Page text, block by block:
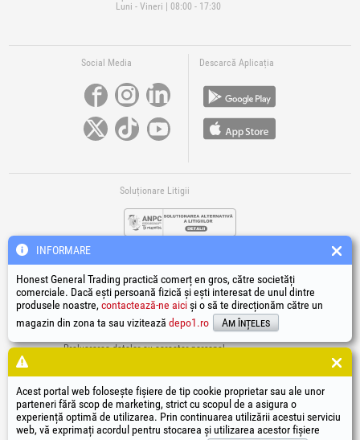
Luni - Vineri | 08:00 - 17:30
Social Media Descarcă Aplicația
Soluționare Litigii
Legături Utile
Prelucrarea datelor cu caracter personal
Datele de identificare ale societății
Autoritatea națională pentru protecția consumatorilor
Soluționarea online a litigiilor
HGT ®, EvoTools® , EvoSanitary®, EvoTools +Plus®, EvoSanitary +Plus®, EvoSelect®, EPTO®, EPTO Plus
INFORMARE
Honest General Trading practică comerț en gros, către societăți
comerciale. Dacă ești persoană fizică și ești interesat de unul dintre
produsele noastre, contactează-ne aiciși o să te direcționăm către un
magazin din zona ta sau vizitează depo1.ro Am înțeles
Acest portal web folosește fișiere de tip cookie proprietar sau ale unor
parteneri fără scop de marketing, strict cu scopul de a asigura o
experiență optimă de utilizarea. Prin continuarea utilizării acestui serviciu
web, vă exprimați acordul pentru stocarea și utilizarea acestor fișiere